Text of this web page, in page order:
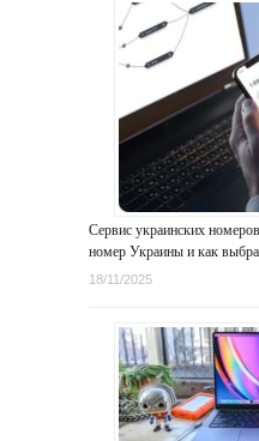
Сервис украинских
номер Украины и как
18/11/2025